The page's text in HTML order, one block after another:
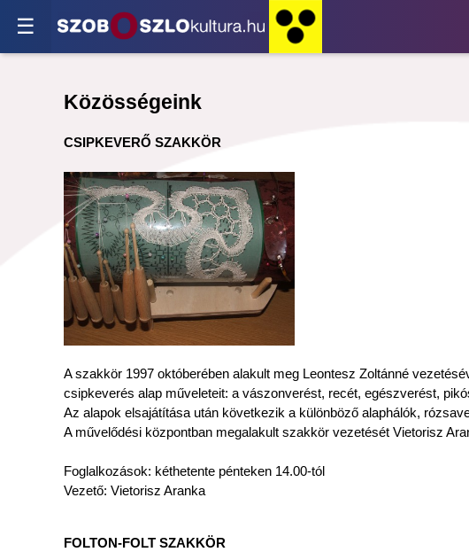
☰
Közösségeink
CSIPKEVERŐ SZAKKÖR
A szakkör 1997 októberében alakult meg Leontesz Zoltánné
csipkeverés alap műveleteit: a vászonverést, recét, egészverést,
Az alapok elsajátítása után következik a különböző alaphálók,
A művelődési központban megalakult szakkör vezetését Vietorisz
Foglalkozások: kéthetente pénteken 14.00-tól
Vezető: Vietorisz Aranka
FOLTON-FOLT SZAKKÖR